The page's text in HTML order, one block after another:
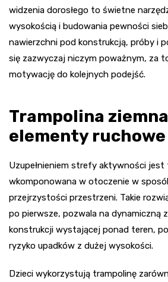
widzenia dorosłego to świetne
wysokością i budowania pewności
nawierzchni pod konstrukcją, próby i
się zazwyczaj niczym poważnym, za
motywację do kolejnych podejść.
Trampolina
elementy ruchowe
Uzupełnieniem strefy aktywności jest
wkomponowana w otoczenie w
przejrzystości przestrzeni. Takie
po pierwsze, pozwala na dynamiczną
konstrukcji wystającej ponad teren,
ryzyko upadków z dużej wysokości.
Dzieci wykorzystują trampolinę